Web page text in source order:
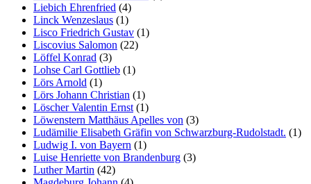
Liebich Ehrenfried (4)
Linck Wenzeslaus (1)
Lisco Friedrich Gustav (1)
Liscovius Salomon (22)
Löffel Konrad (3)
Lohse Carl Gottlieb (1)
Lörs Arnold (1)
Lörs Johann Christian (1)
Löscher Valentin Ernst (1)
Löwenstern Matthäus Apelles von (3)
Ludämilie Elisabeth Gräfin von Schwarzburg-Rudolstadt. (1)
Ludwig I. von Bayern (1)
Luise Henriette von Brandenburg (3)
Luther Martin (42)